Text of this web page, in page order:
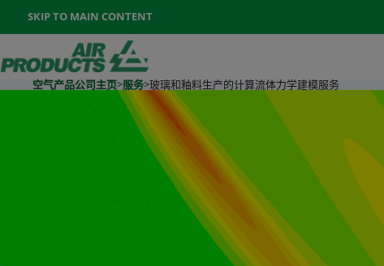
SKIP TO MAIN CONTENT
Once the menu is open you can move between options with
400-888-7662 联系我们
Go To Home Page
空气产品公司主页>服务>玻璃和釉料生产的计算流体力学建模服务